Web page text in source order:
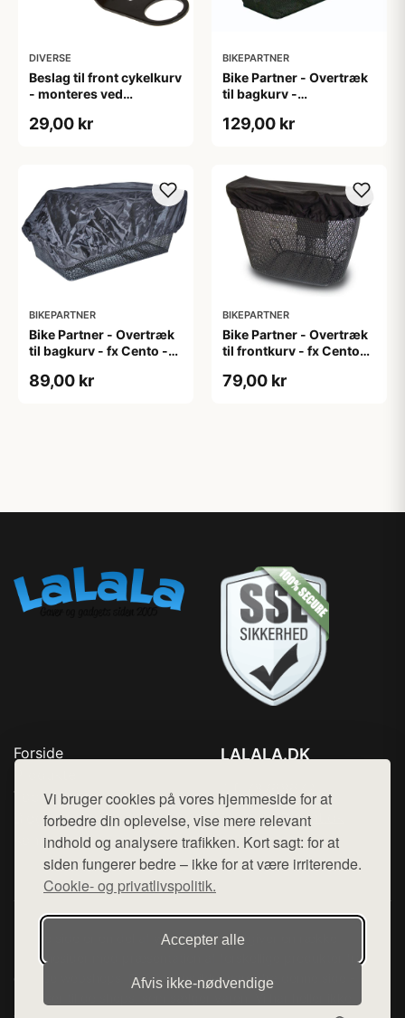
Vi bruger cookies på vores hjemmeside for at
forbedre din oplevelse, vise mere relevant
indhold og analysere trafikken. Kort sagt: for at
siden fungerer bedre – ikke for at være irriterende.
Cookie- og privatlivspolitik.
Accepter alle
Afvis ikke‑nødvendige
DIVERSE
Beslag til front cykelkurv
- monteres ved
29,00 kr
BIKEPARTNER
Bike Partner - Overtræk
til bagkurv -
129,00 kr
BIKEPARTNER
Bike Partner - Overtræk
til bagkurv - fx Cento -
89,00 kr
BIKEPARTNER
Bike Partner - Overtræk
til frontkurv - fx Cento
79,00 kr
Forside
Top Rabatter
Blog
Kontakt
LALALA.DK
Mail: hej@want.dk
Cookie- og privatlivspolitik
Denne side er en del af want.dk, der udgiver en række
hjemmesider med præsentation af forskellige produkter fra
diverse webshops. Der sælges ikke varer fra denne side - vi